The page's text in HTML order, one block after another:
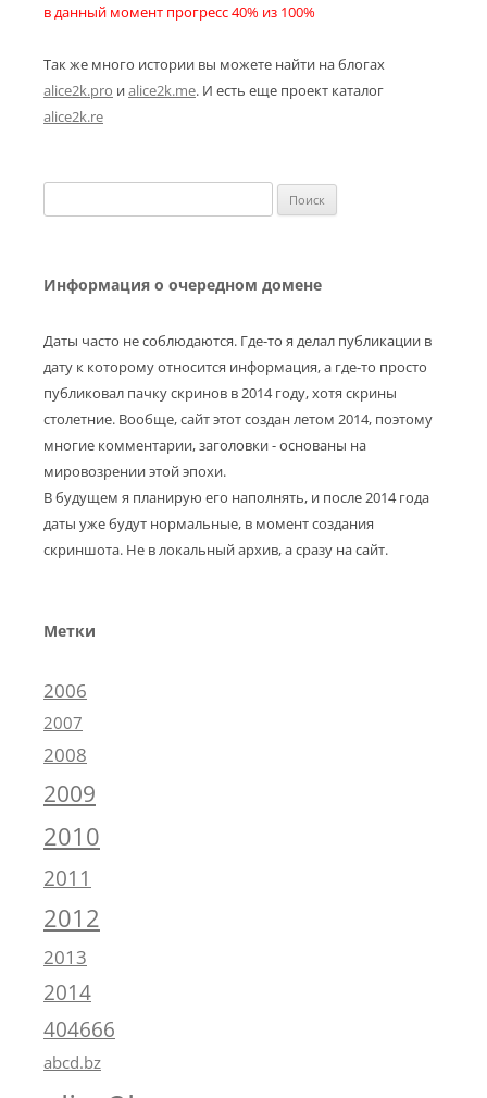
в данный момент прогресс 40% из 100%
Так же много истории вы можете найти на блогах
alice2k.pro иalice2k.me. И есть еще проект каталог
alice2k.re
Информация о очередном домене
Даты часто не соблюдаются. Где-то я делал публикации в
дату к которому относится информация, а где-то просто
публиковал пачку скринов в 2014 году, хотя скрины
столетние. Вообще, сайт этот создан летом 2014, поэтому
многие комментарии, заголовки - основаны на
мировозрении этой эпохи.
В будущем я планирую его наполнять, и после 2014 года
даты уже будут нормальные, в момент создания
скриншота. Не в локальный архив, а сразу на сайт.
Метки
2006
2007
2008
2009
2010
2011
2012
2013
2014
404666
abcd.bz